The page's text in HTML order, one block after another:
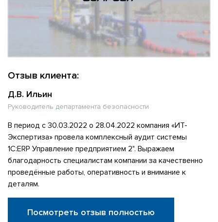
Отзыв клиента:
Д.В. Ильин
Руководитель департамента безопасности
В период с 30.03.2022 о 28.04.2022 компания «ИТ-
Экспертиза» провела комплексный аудит системы
1С:ERP Управление предприятием 2". Выражаем
благодарность специалистам компании за качественно
проведённые работы, оперативность и внимание к
деталям.
Посмотреть отзыв полностью